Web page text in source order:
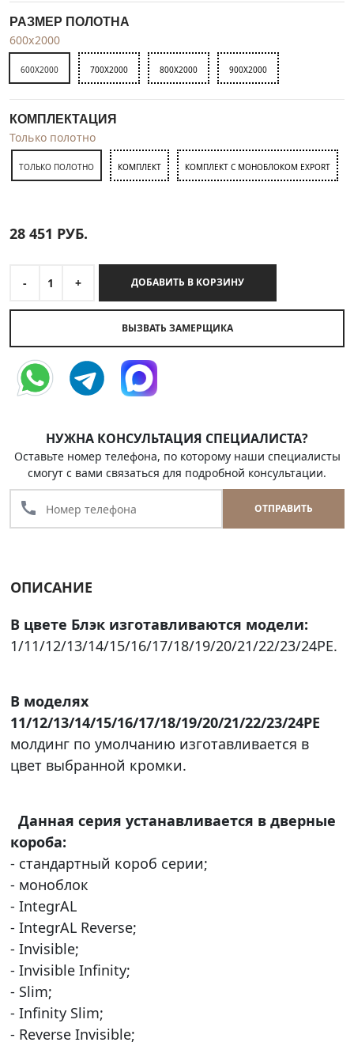
РАЗМЕР ПОЛОТНА
600x2000
600X2000 700X2000 800X2000 900X2000
КОМПЛЕКТАЦИЯ
Только полотно
ТОЛЬКО ПОЛОТНО КОМПЛЕКТ КОМПЛЕКТ С МОНОБЛОКОМ EXPORT
28 451 РУБ.
- 1 + ДОБАВИТЬ В КОРЗИНУ
ВЫЗВАТЬ ЗАМЕРЩИКА
НУЖНА КОНСУЛЬТАЦИЯ СПЕЦИАЛИСТА?
Оставьте номер телефона, по которому наши специалисты
смогут с вами связаться для подробной консультации.
call ОТПРАВИТЬ
ОПИСАНИЕ
В цвете Блэк изготавливаются модели:
1/11/12/13/14/15/16/17/18/19/20/21/22/23/24PE.
В моделях
11/12/13/14/15/16/17/18/19/20/21/22/23/24PE
молдинг по умолчанию изготавливается в
цвет выбранной кромки.
Данная серия устанавливается в дверные
короба:
- стандартный короб серии;
- моноблок
- IntegrAL
- IntegrAL Reverse;
- Invisible;
- Invisible Infinity;
- Slim;
- Infinity Slim;
- Reverse Invisible;